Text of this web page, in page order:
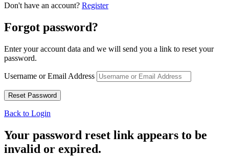
Don't have an account? Register
Forgot password?
Enter your account data and we will send you a link to reset your
password.
Username or Email Address
Back to Login
Your password reset link appears to be
invalid or expired.